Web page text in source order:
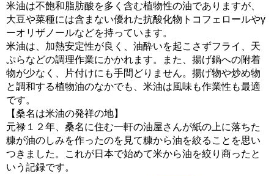
米油は不飽和脂肪酸を多く含む植物性の油でありますが、
大豆や菜種には含まない優れた抗酸化物トコフェロールやγ
ーオリザノールなどを持っています。
米油は、加熱安定性が良く、油酔いを起こさずフライ、天
ぷらなどの調理作業にかかれます。また、揚げ鍋への附着
物が少なく、片付けにも手間どりません。揚げ物や炒め物
と調和する植物油のなかでも、米油は風味も作業性も最適
です。
【桑名は米油の発祥の地】
元禄１２年、桑名に住む一軒の油屋さんが紙の上に落ちた
糠が油のしみを作ったのを見て糠から油を絞ることを思い
つきました。これが日本で始めて米から油を絞り商ったと
いう記録です。